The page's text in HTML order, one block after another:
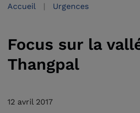
Accueil Urgences
Focus sur la
Thangpal
12 avril 2017